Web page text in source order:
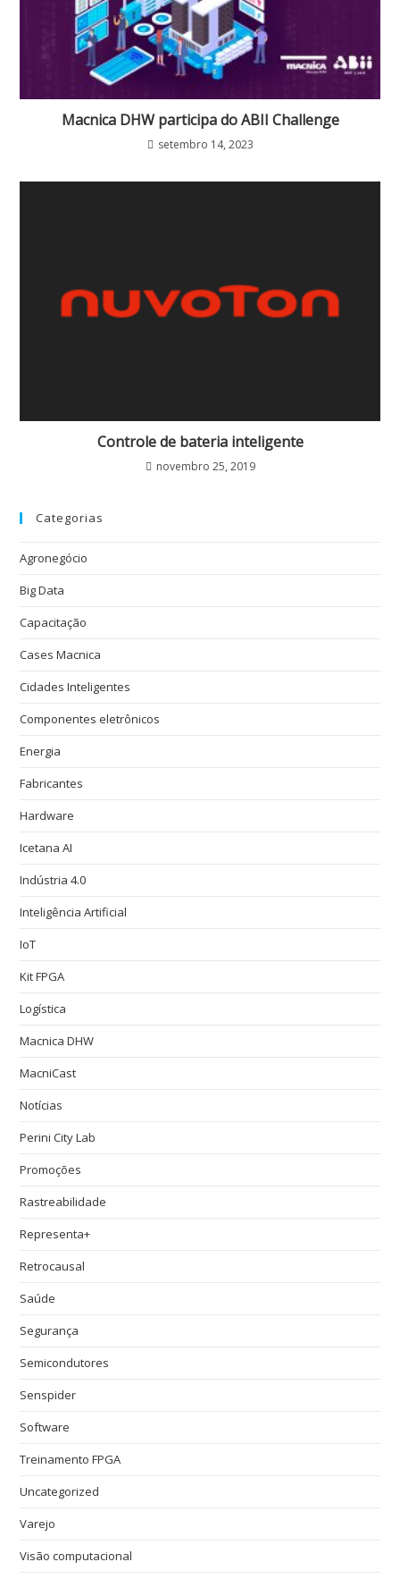
Macnica DHW participa do ABII Challenge
setembro 14, 2023
Controle de bateria inteligente
novembro 25, 2019
Categorias
Agronegócio
Big Data
Capacitação
Cases Macnica
Cidades Inteligentes
Componentes eletrônicos
Energia
Fabricantes
Hardware
Icetana AI
Indústria 4.0
Inteligência Artificial
IoT
Kit FPGA
Logística
Macnica DHW
MacniCast
Notícias
Perini City Lab
Promoções
Rastreabilidade
Representa+
Retrocausal
Saúde
Segurança
Semicondutores
Senspider
Software
Treinamento FPGA
Uncategorized
Varejo
Visão computacional